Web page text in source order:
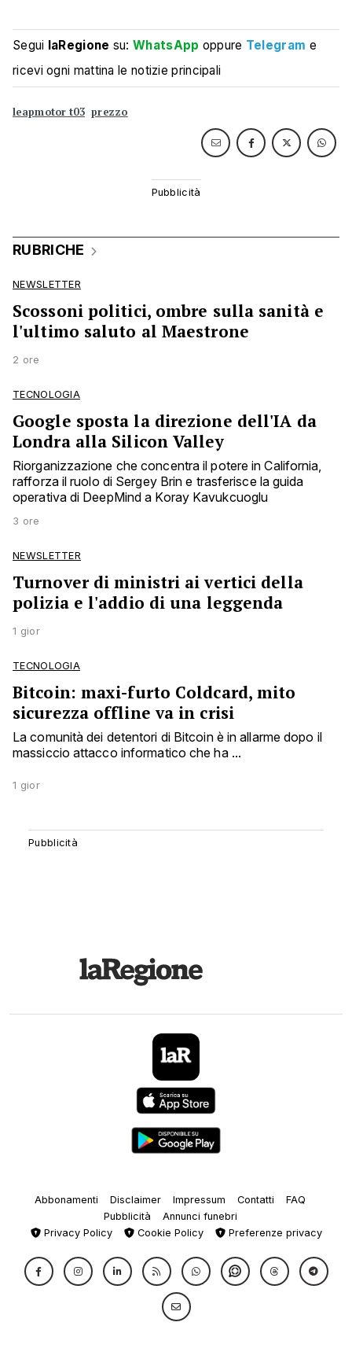
Segui laRegione su:WhatsApp oppure Telegram e
ricevi ogni mattina le notizie principali
leapmotor t03 prezzo
RUBRICHE
NEWSLETTER
Scossoni politici, ombre sulla sanità e
l'ultimo saluto al Maestrone
2 ore
TECNOLOGIA
Google sposta la direzione dell'IA da
Londra alla Silicon Valley
Riorganizzazione che concentra il potere in California,
rafforza il ruolo di Sergey Brin e trasferisce la guida
operativa di DeepMind a Koray Kavukcuoglu
3 ore
NEWSLETTER
Turnover di ministri ai vertici della
polizia e l'addio di una leggenda
1 gior
TECNOLOGIA
Bitcoin: maxi-furto Coldcard, mito
sicurezza offline va in crisi
La comunità dei detentori di Bitcoin è in allarme dopo il
massiccio attacco informatico che ha ...
1 gior
Abbonamenti Disclaimer Impressum Contatti
FAQ
Pubblicità
Annunci funebri
Privacy Policy
Cookie Policy Preferenze privacy